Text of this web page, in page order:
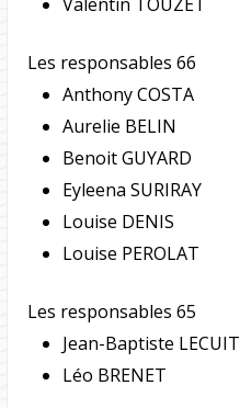
Les responsables 66
Anthony COSTA
Aurelie BELIN
Benoit GUYARD
Eyleena SURIRAY
Louise DENIS
Louise PEROLAT
Les responsables 65
Jean-Baptiste LECUIT
Léo BRENET